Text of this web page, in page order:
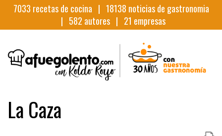
7033 recetas de cocina | 18138 noticias de gastronomia
| 582 autores | 21 empresas
La Caza